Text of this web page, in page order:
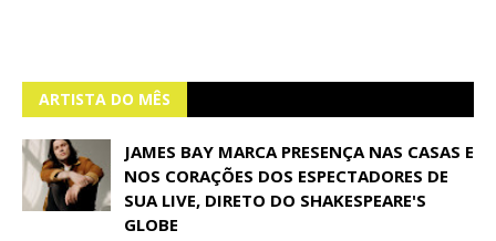
ARTISTA DO MÊS
JAMES BAY MARCA PRESENÇA NAS CASAS E
NOS CORAÇÕES DOS ESPECTADORES DE
SUA LIVE, DIRETO DO SHAKESPEARE'S
GLOBE